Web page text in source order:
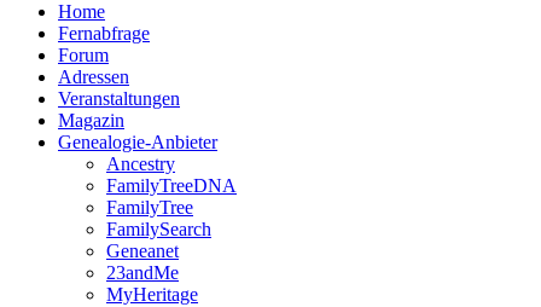
Home
Fernabfrage
Forum
Adressen
Veranstaltungen
Magazin
Genealogie-Anbieter
Ancestry
FamilyTreeDNA
FamilyTree
FamilySearch
Geneanet
23andMe
MyHeritage